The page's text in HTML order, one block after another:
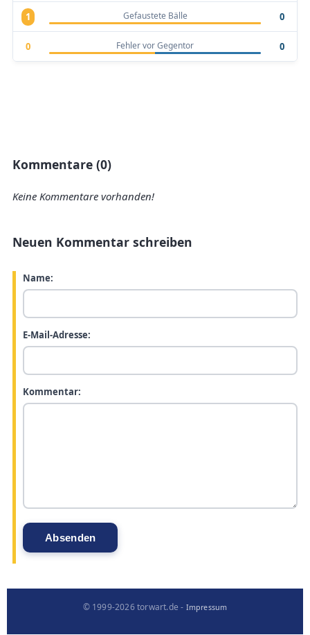
1 Gefaustete Bälle 0
0 Fehler vor Gegentor 0
Kommentare (0)
Keine Kommentare vorhanden!
Neuen Kommentar schreiben
Name:
E-Mail-Adresse:
Kommentar:
© 1999-2026 torwart.de - Impressum